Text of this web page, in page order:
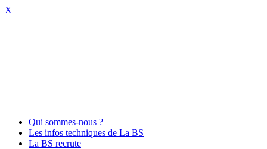
X
Qui sommes-nous ?
Les infos techniques de La BS
La BS recrute